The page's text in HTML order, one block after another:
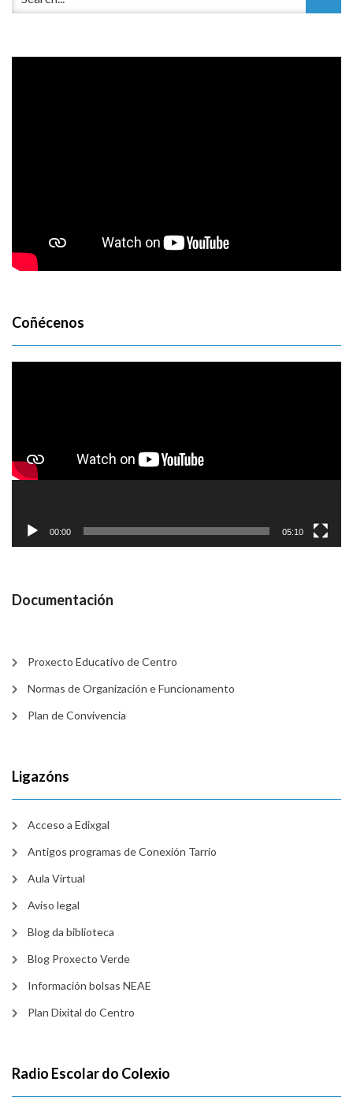
Coñécenos
00:00 05:10
Documentación
Proxecto Educativo de Centro
Normas de Organización e Funcionamento
Plan de Convivencia
Ligazóns
Acceso a Edixgal
Antigos programas de Conexión Tarrio
Aula Virtual
Aviso legal
Blog da biblioteca
Blog Proxecto Verde
Información bolsas NEAE
Plan Dixital do Centro
Radio Escolar do Colexio